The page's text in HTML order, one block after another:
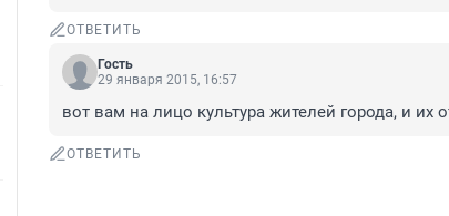
ОТВЕТИТЬ
Гость
29 января 2015, 16:57
вот вам на лицо культура жителей города, и их
ОТВЕТИТЬ